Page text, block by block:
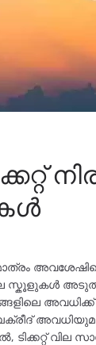
സ്കൂളുകൾ
വില